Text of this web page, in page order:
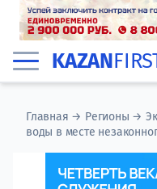
KAZAN
Главная → Регионы →
воды в месте